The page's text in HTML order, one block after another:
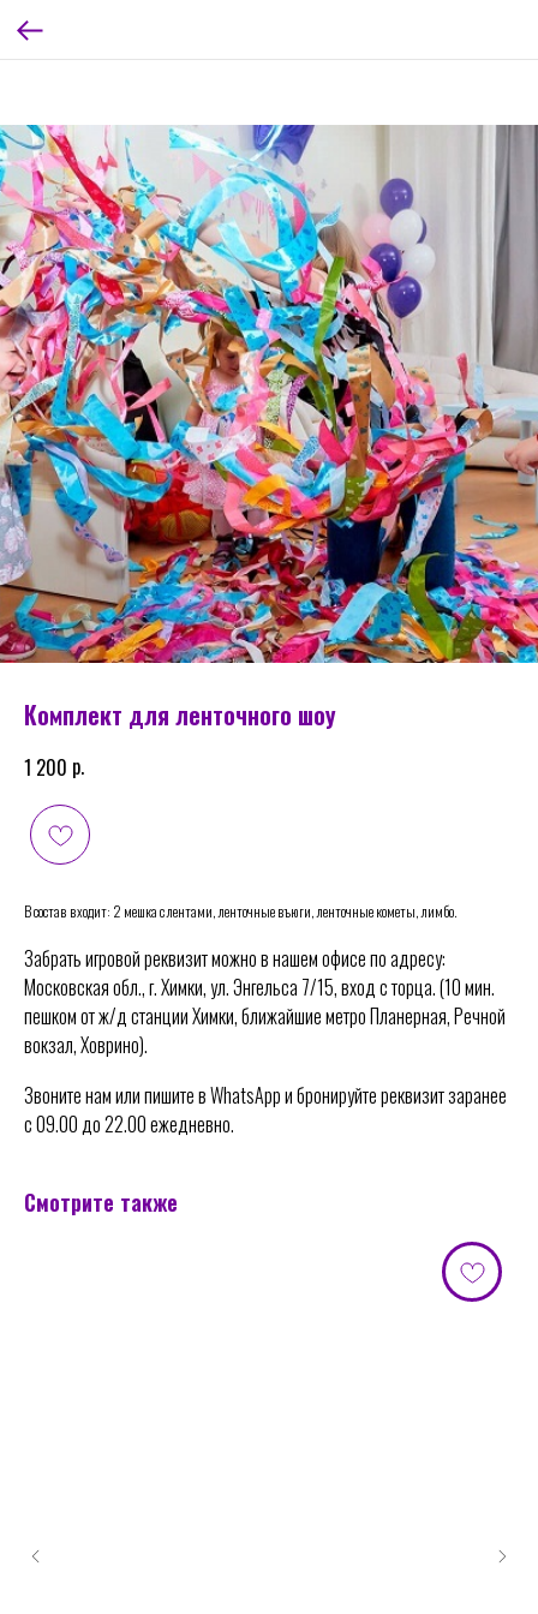
Комплект для ленточного шоу
1 200 р.
В состав входит: 2 мешка с лентами, ленточные въюги, ленточные кометы, лимбо.
Забрать игровой реквизит можно в нашем офисе по адресу:
Московская обл., г. Химки, ул. Энгельса 7/15, вход с торца. (10 мин.
пешком от ж/д станции Химки, ближайшие метро Планерная, Речной
вокзал, Ховрино).
Звоните нам или пишите в WhatsApp и бронируйте реквизит заранее
с 09.00 до 22.00 ежедневно.
Смотрите также